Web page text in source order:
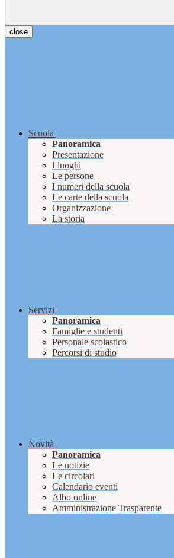
close
Scuola
Panoramica
Presentazione
I luoghi
Le persone
I numeri della scuola
Le carte della scuola
Organizzazione
La storia
Servizi
Panoramica
Famiglie e studenti
Personale scolastico
Percorsi di studio
Novità
Panoramica
Le notizie
Le circolari
Calendario eventi
Albo online
Amministrazione Trasparente